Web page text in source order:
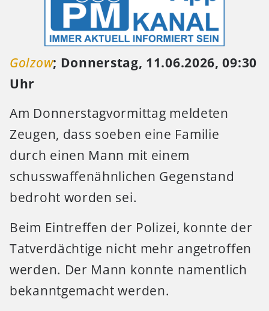
Golzow; Donnerstag, 11.06.2026, 09:30
Uhr
Am Donnerstagvormittag meldeten
Zeugen, dass soeben eine Familie
durch einen Mann mit einem
schusswaffenähnlichen Gegenstand
bedroht worden sei.
Beim Eintreffen der Polizei, konnte der
Tatverdächtige nicht mehr angetroffen
werden. Der Mann konnte namentlich
bekanntgemacht werden.